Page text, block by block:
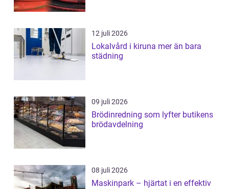
12 juli 2026
Lokalvård i kiruna mer än bara
städning
09 juli 2026
Brödinredning som lyfter butikens
brödavdelning
08 juli 2026
Maskinpark – hjärtat i en effektiv